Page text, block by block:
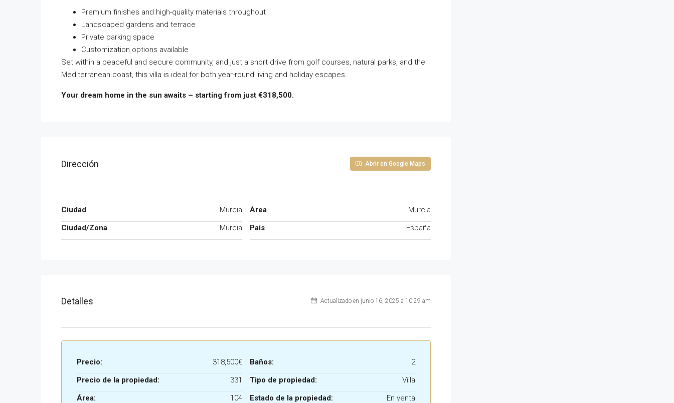
Premium finishes and high-quality materials throughout
Landscaped gardens and terrace
Private parking space
Customization options available
Set within a peaceful and secure community, and just a short drive from golf courses, natural parks, and the
Mediterranean coast, this villa is ideal for both year-round living and holiday escapes.
Your dream home in the sun awaits – starting from just €318,500.
Dirección Abrir en Google Maps
Ciudad
Murcia
Ciudad/Zona
Murcia
Área
Murcia
País
España
Detalles Actualizado en junio 16, 2025 a 10:29 am
Precio:
318,500€
Precio de la propiedad:
331
Área:
104
Baños:
2
Tipo de propiedad:
Villa
Estado de la propiedad:
En venta